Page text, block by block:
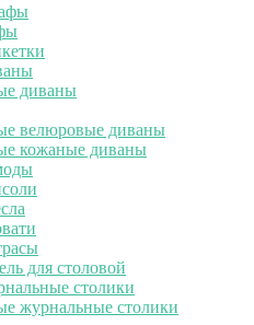
диваны
велюровые диваны
кожаные диваны
для столовой
столики
журнальные столики